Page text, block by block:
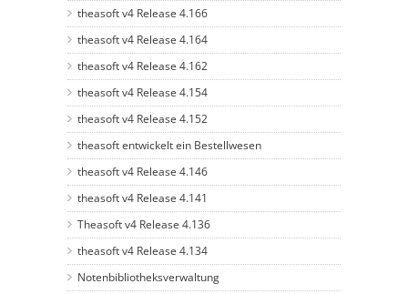
theasoft v4 Release 4.166
theasoft v4 Release 4.164
theasoft v4 Release 4.162
theasoft v4 Release 4.154
theasoft v4 Release 4.152
theasoft entwickelt ein Bestellwesen
theasoft v4 Release 4.146
theasoft v4 Release 4.141
Theasoft v4 Release 4.136
theasoft v4 Release 4.134
Notenbibliotheksverwaltung